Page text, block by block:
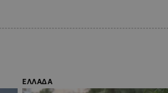
ΕΛΛΑΔΑ